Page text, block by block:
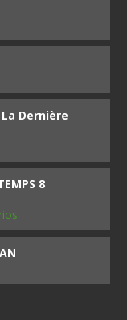
La Dernière
8